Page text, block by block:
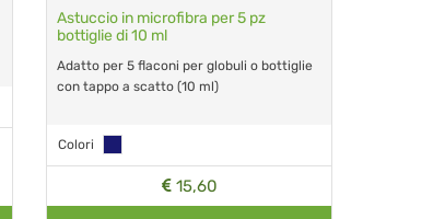
Astuccio in microfibra per 5 pz
bottiglie di 10 ml
Adatto per 5 flaconi per globuli o bottiglie
con tappo a scatto (10 ml)
Colori
15,60